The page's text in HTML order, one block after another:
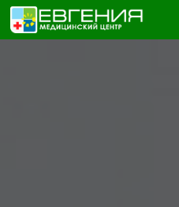
Skip to content